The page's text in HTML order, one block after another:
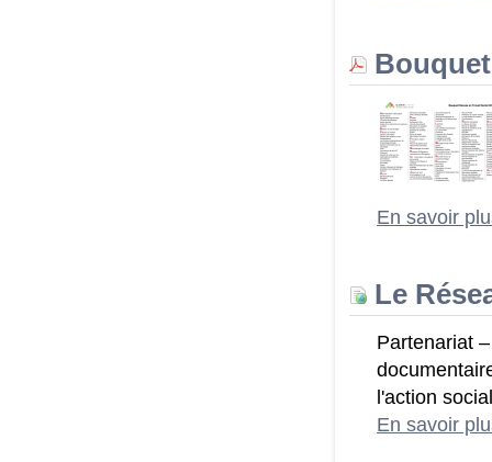
En savoir
Le
Partenariat
l'action
En savoir